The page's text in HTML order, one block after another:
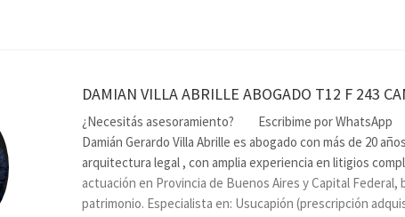
DAMIAN VILLA ABRILLE ABOGADO T12 F 243
¿Necesitás asesoramiento?
Damián Gerardo Villa Abrille es abogado con más de 20
arquitectura legal , con amplia experiencia en litigios
actuación en Provincia de Buenos Aires y Capital
patrimonio. Especialista en: Usucapión (prescripción